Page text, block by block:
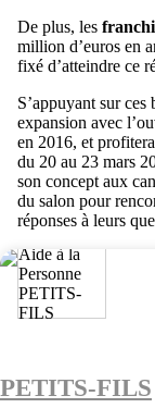
De plus, les
million d’euros en
fixé d’atteindre ce
S’appuyant sur
expansion avec
en 2016, et
du 20 au 23 mars
son concept aux
du salon pour
réponses à leurs
PETITS-FILS